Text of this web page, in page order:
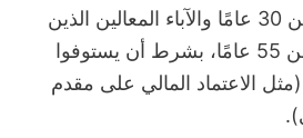
تقل أعمارهم عن 30 عامًا والآباء المعالين الذين
تزيد أعمارهم عن 55 عامًا، بشرط أن يستوفوا
(مثل الاعتماد المالي على مقدم